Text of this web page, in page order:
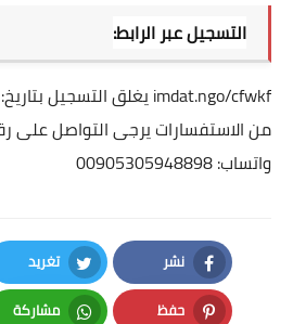
التسجيل عبر الرابط:
imdat.ngo/cfwkf
من الاستفسارات يرجى التواصل على
واتساب: 00905305948898
نشر
Facebook
تغريد
Twitter
حفظ مشاركة